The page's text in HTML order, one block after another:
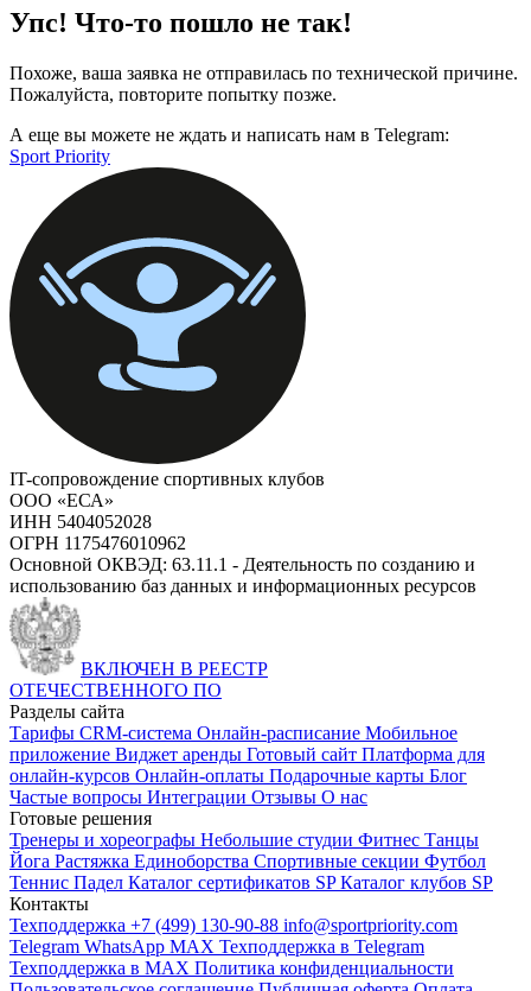
Упс! Что-то пошло не так!
Похоже, ваша заявка не отправилась по технической причине.
Пожалуйста, повторите попытку позже.
А еще вы можете не ждать и написать нам в Telegram:
Sport Priority
IT-сопровождение спортивных клубов
ООО «ЕСА»
ИНН 5404052028
ОГРН 1175476010962
Основной ОКВЭД: 63.11.1 - Деятельность по созданию и
использованию баз данных и информационных ресурсов
ВКЛЮЧЕН В РЕЕСТР
ОТЕЧЕСТВЕННОГО ПО
Разделы сайта
Тарифы CRM-система Онлайн-расписание Мобильное
приложение Виджет аренды Готовый сайт Платформа для
онлайн-курсов Онлайн-оплаты Подарочные карты Блог
Частые вопросы Интеграции Отзывы О нас
Готовые решения
Тренеры и хореографы Небольшие студии Фитнес Танцы
Йога Растяжка Единоборства Спортивные секции Футбол
Теннис Падел Каталог сертификатов SPКаталог клубов SP
Контакты
Техподдержка +7 (499) 130-90-88 info@sportpriority.com
Telegram WhatsApp MAX Техподдержка в Telegram
Техподдержка в MAX Политика конфиденциальности